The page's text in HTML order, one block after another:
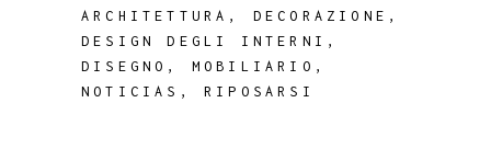
ARCHITETTURA , DECORAZIONE ,
DESIGN DEGLI INTERNI ,
DISEGNO , MOBILIARIO ,
NOTICIAS ,RIPOSARSI